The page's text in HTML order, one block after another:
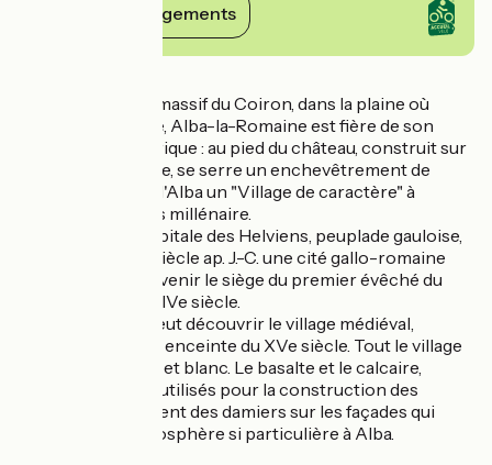
Voir ses engagements
Située au pied du massif du Coiron, dans la plaine où
s'épanouit la vigne, Alba-la-Romaine est fière de son
riche passé historique : au pied du château, construit sur
un dyke volcanique, se serre un enchevêtrement de
maisons qui font d'Alba un "Village de caractère" à
l'histoire deux fois millénaire.
Alba, ancienne capitale des Helviens, peuplade gauloise,
fut à partir du Ier siècle ap. J.-C. une cité gallo-romaine
active avant de devenir le siège du premier évêché du
Vivarais à la fin du IVe siècle.
Aujourd'hui, on peut découvrir le village médiéval,
ramassé dans son enceinte du XVe siècle. Tout le village
est habillé de noir et blanc. Le basalte et le calcaire,
matériaux locaux utilisés pour la construction des
maisons, composent des damiers sur les façades qui
donnent son atmosphère si particulière à Alba.